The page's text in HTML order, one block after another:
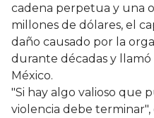
cadena perpetua y una
millones de dólares, el
daño causado por la
durante décadas y
México.
"Si hay algo valioso que
violencia debe terminar",